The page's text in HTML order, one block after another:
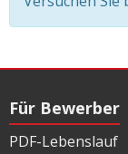
Für Bewerber
PDF-Lebenslauf